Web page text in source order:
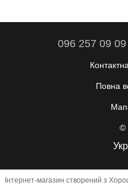
096 257 09 09
Повна
©
Укр
Інтернет-магазин створений з